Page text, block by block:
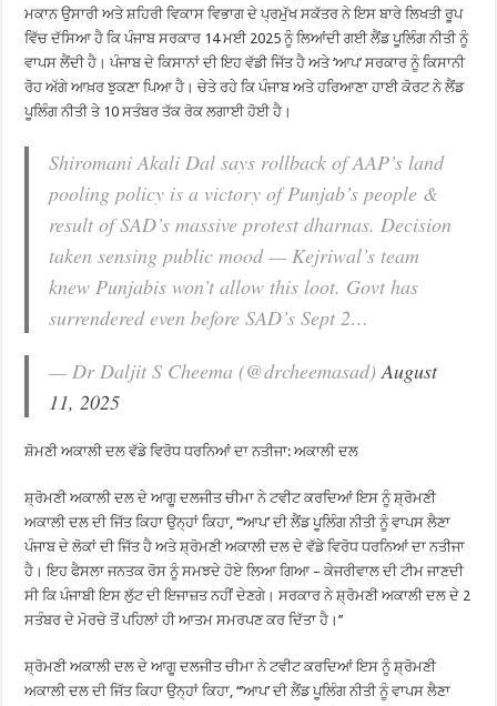
ਮਕਾਨ ਉਸਾਰੀ ਅਤੇ ਸ਼ਹਿਰੀ ਵਿਕਾਸ ਵਿਭਾਗ ਦੇ ਪ੍ਰਮੁੱਖ ਸਕੱਤਰ ਨੇ ਇਸ ਬਾਰੇ ਲਿਖਤੀ ਰੂਪ
ਵਿੱਚ ਦੱਸਿਆ ਹੈ ਕਿ ਪੰਜਾਬ ਸਰਕਾਰ 14 ਮਈ 2025 ਨੂੰ ਲਿਆਂਦੀ ਗਈ ਲੈਂਡ ਪੂਲਿੰਗ ਨੀਤੀ ਨੂੰ
ਵਾਪਸ ਲੈਂਦੀ ਹੈ। ਪੰਜਾਬ ਦੇ ਕਿਸਾਨਾਂ ਦੀ ਇਹ ਵੱਡੀ ਜਿੱਤ ਹੈ ਅਤੇ ‘ਆਪ’ ਸਰਕਾਰ ਨੂੰ ਕਿਸਾਨੀ
ਰੋਹ ਅੱਗੇ ਆਖ਼ਰ ਝੁਕਣਾ ਪਿਆ ਹੈ। ਚੇਤੇ ਰਹੇ ਕਿ ਪੰਜਾਬ ਅਤੇ ਹਰਿਆਣਾ ਹਾਈ ਕੋਰਟ ਨੇ ਲੈਂਡ
ਪੂਲਿੰਗ ਨੀਤੀ ਤੇ 10 ਸਤੰਬਰ ਤੱਕ ਰੋਕ ਲਗਾਈ ਹੋਈ ਹੈ।
Shiromani Akali Dal says rollback of AAP’s land
pooling policy is a victory of Punjab’s people &
result of SAD’s massive protest dharnas. Decision
taken sensing public mood — Kejriwal’s team
knew Punjabis won’t allow this loot. Govt has
surrendered even before SAD’s Sept 2…
— Dr Daljit S Cheema (@drcheemasad)August
11, 2025
ਸ਼ੋਮਣੀ ਅਕਾਲੀ ਦਲ ਵੱਡੇ ਵਿਰੋਧ ਧਰਨਿਆਂ ਦਾ ਨਤੀਜਾ: ਅਕਾਲੀ ਦਲ
ਸ਼੍ਰੋਮਣੀ ਅਕਾਲੀ ਦਲ ਦੇ ਆਗੂ ਦਲਜੀਤ ਚੀਮਾ ਨੇ ਟਵੀਟ ਕਰਦਿਆਂ ਇਸ ਨੂੰ ਸ਼੍ਰੋਮਣੀ
ਅਕਾਲੀ ਦਲ ਦੀ ਜਿੱਤ ਕਿਹਾ ਉਨ੍ਹਾਂ ਕਿਹਾ, ‘‘’ਆਪ’ ਦੀ ਲੈਂਡ ਪੂਲਿੰਗ ਨੀਤੀ ਨੂੰ ਵਾਪਸ ਲੈਣਾ
ਪੰਜਾਬ ਦੇ ਲੋਕਾਂ ਦੀ ਜਿੱਤ ਹੈ ਅਤੇ ਸ਼੍ਰੋਮਣੀ ਅਕਾਲੀ ਦਲ ਦੇ ਵੱਡੇ ਵਿਰੋਧ ਧਰਨਿਆਂ ਦਾ ਨਤੀਜਾ
ਹੈ। ਇਹ ਫੈਸਲਾ ਜਨਤਕ ਰੋਸ ਨੂੰ ਸਮਝਦੇ ਹੋਏ ਲਿਆ ਗਿਆ – ਕੇਜਰੀਵਾਲ ਦੀ ਟੀਮ ਜਾਣਦੀ
ਸੀ ਕਿ ਪੰਜਾਬੀ ਇਸ ਲੁੱਟ ਦੀ ਇਜਾਜ਼ਤ ਨਹੀਂ ਦੇਣਗੇ। ਸਰਕਾਰ ਨੇ ਸ਼੍ਰੋਮਣੀ ਅਕਾਲੀ ਦਲ ਦੇ 2
ਸਤੰਬਰ ਦੇ ਮੋਰਚੇ ਤੋਂ ਪਹਿਲਾਂ ਹੀ ਆਤਮ ਸਮਰਪਣ ਕਰ ਦਿੱਤਾ ਹੈ।’’
ਸ਼੍ਰੋਮਣੀ ਅਕਾਲੀ ਦਲ ਦੇ ਆਗੂ ਦਲਜੀਤ ਚੀਮਾ ਨੇ ਟਵੀਟ ਕਰਦਿਆਂ ਇਸ ਨੂੰ ਸ਼੍ਰੋਮਣੀ
ਅਕਾਲੀ ਦਲ ਦੀ ਜਿੱਤ ਕਿਹਾ ਉਨ੍ਹਾਂ ਕਿਹਾ, ‘‘’ਆਪ’ ਦੀ ਲੈਂਡ ਪੂਲਿੰਗ ਨੀਤੀ ਨੂੰ ਵਾਪਸ ਲੈਣਾ